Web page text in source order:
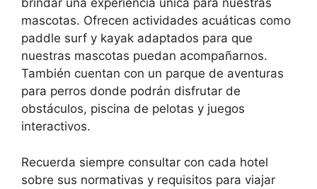
brindar una experiencia única para nuestras
mascotas. Ofrecen actividades acuáticas como
paddle surf y kayak adaptados para que
nuestras mascotas puedan acompañarnos.
También cuentan con un parque de aventuras
para perros donde podrán disfrutar de
obstáculos, piscina de pelotas y juegos
interactivos.
Recuerda siempre consultar con cada hotel
sobre sus normativas y requisitos para viajar